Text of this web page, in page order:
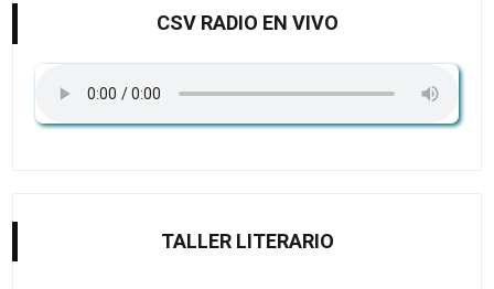
CSV RADIO EN VIVO
TALLER LITERARIO